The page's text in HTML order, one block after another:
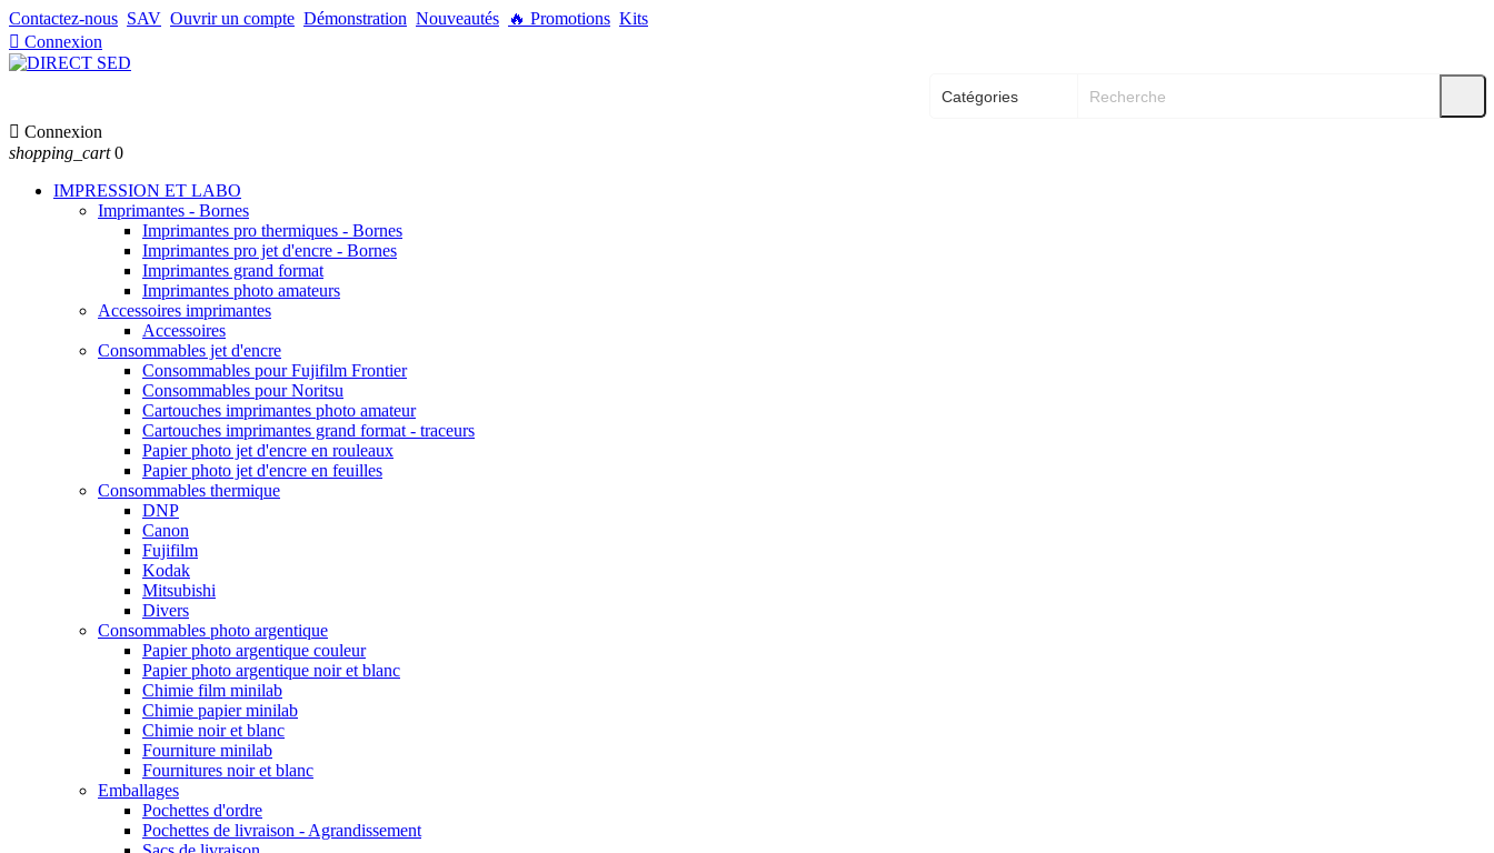
Contactez-nous SAV Ouvrir un compte Démonstration Nouveautés 🔥 Promotions Kits
 Connexion
 Connexion
shopping_cart 0
IMPRESSION ET LABO
Imprimantes - Bornes
Imprimantes pro thermiques - Bornes
Imprimantes pro jet d'encre - Bornes
Imprimantes grand format
Imprimantes photo amateurs
Accessoires imprimantes
Accessoires
Consommables jet d'encre
Consommables pour Fujifilm Frontier
Consommables pour Noritsu
Cartouches imprimantes photo amateur
Cartouches imprimantes grand format - traceurs
Papier photo jet d'encre en rouleaux
Papier photo jet d'encre en feuilles
Consommables thermique
DNP
Canon
Fujifilm
Kodak
Mitsubishi
Divers
Consommables photo argentique
Papier photo argentique couleur
Papier photo argentique noir et blanc
Chimie film minilab
Chimie papier minilab
Chimie noir et blanc
Fourniture minilab
Fournitures noir et blanc
Emballages
Pochettes d'ordre
Pochettes de livraison - Agrandissement